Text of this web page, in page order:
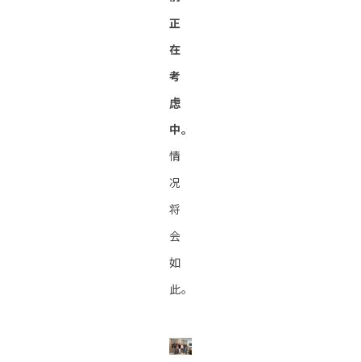
正
在
考
虑
中。
情
况
将
会
如
此。